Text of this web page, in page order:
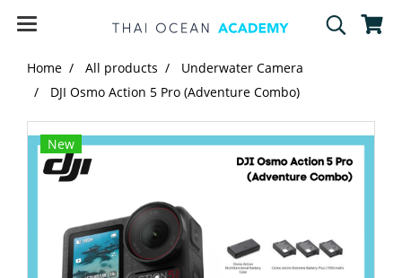
Home All products
Underwater Camera
DJI Osmo Action 5 Pro (Adventure Combo)
New